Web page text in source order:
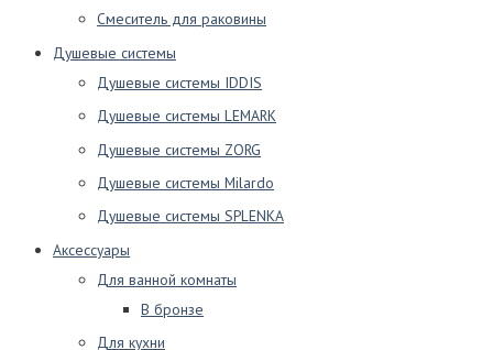
Смеситель для раковины
Душевые системы
Душевые системы IDDIS
Душевые системы LEMARK
Душевые системы ZORG
Душевые системы Milardo
Душевые системы SPLENKA
Аксессуары
Для ванной комнаты
В бронзе
Для кухни